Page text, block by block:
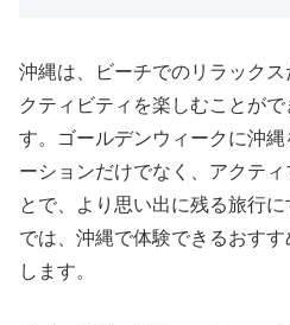
沖縄は、ビーチでのリラック
クティビティを楽しむことが
す。ゴールデンウィークに沖
ーションだけでなく、アクテ
とで、より思い出に残る旅行
では、沖縄で体験できるおす
します。